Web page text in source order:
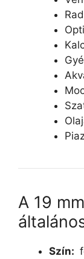
A 19
Szín: